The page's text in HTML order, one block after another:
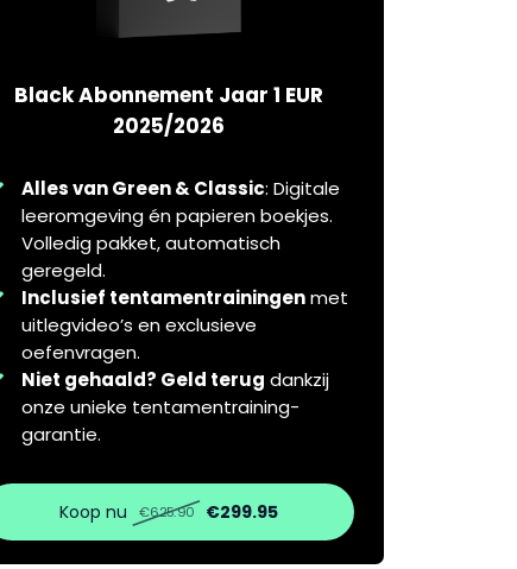
Black Abonnement Jaar 1 EUR
2025/2026
Alles van Green & Classic: Digitale
leeromgeving én papieren boekjes.
Volledig pakket, automatisch
geregeld.
Inclusief tentamentrainingenmet
uitlegvideo’s en exclusieve
oefenvragen.
Niet gehaald? Geld terug dankzij
onze unieke tentamentraining-
garantie.
Koop nu €625.90 €299.95